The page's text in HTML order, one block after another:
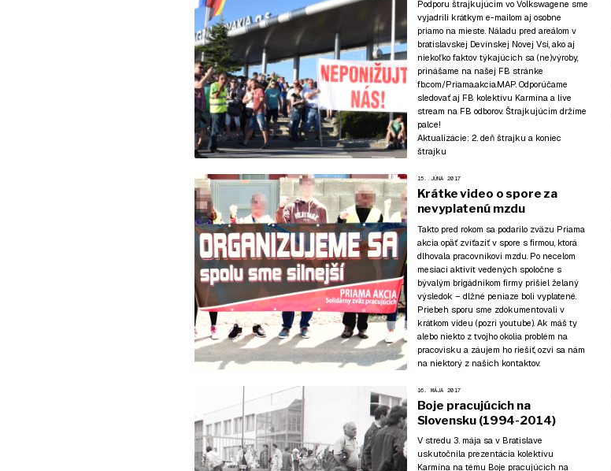
Podporu štrajkujúcim vo Volkswagene sme
vyjadrili krátkym e-mailom aj osobne
priamo na mieste. Náladu pred areálom v
bratislavskej Devínskej Novej Vsi, ako aj
niekoľko faktov týkajúcich sa (ne)výroby,
prinášame na našej FB stránke
fb.com/Priama.akcia.MAP. Odporúčame
sledovať aj FB kolektívu Karmínaa live
stream na FB odborov. Štrajkujúcim držíme
palce!
Aktualizácie: 2. deň štrajku a koniec
štrajku
15. JÚNA 2017
Krátke video o spore za
nevyplatenú mzdu
Takto pred rokom sa podarilo zväzu Priama
akcia opäť zvíťaziť v spore s firmou, ktorá
dlhovala pracovníkovi mzdu. Po necelom
mesiaci aktivít vedených spoločne s
bývalým brigádnikom firmy prišiel želaný
výsledok – dlžné peniaze boli vyplatené.
Priebeh sporu sme zdokumentovali v
krátkom videu (pozri youtube). Ak máš ty
alebo niekto z tvojho okolia problém na
pracovisku a záujem ho riešiť, ozvi sa nám
na niektorý z našich kontaktov.
16. MÁJA 2017
Boje pracujúcich na
Slovensku (1994-2014)
V stredu 3. mája sa v Bratislave
uskutočnila prezentácia kolektívu
Karmína na tému Boje pracujúcich na